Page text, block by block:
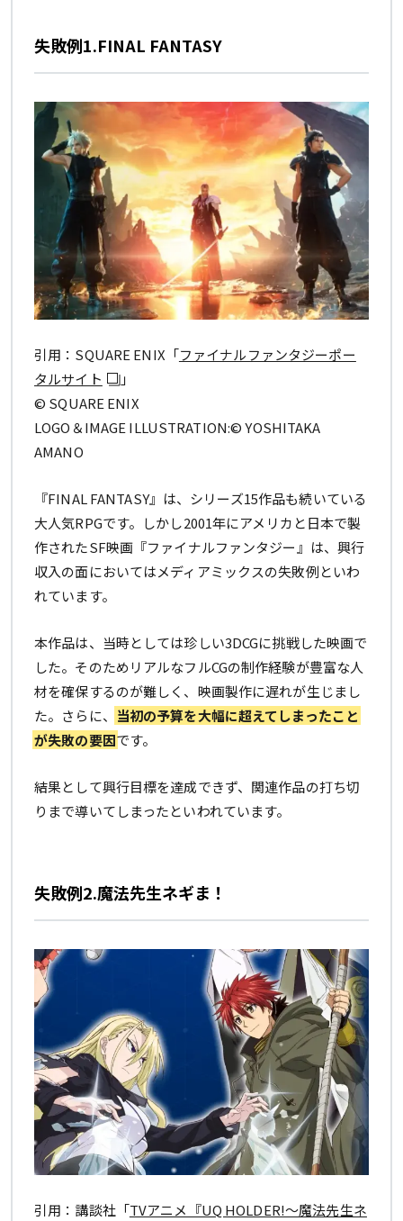
失敗例1.FINAL FANTASY
引用：SQUARE ENIX「ファイナルファンタジーポー
タルサイト
」
© SQUARE ENIX
LOGO＆IMAGE ILLUSTRATION:© YOSHITAKA
AMANO
『FINAL FANTASY』は、シリーズ15作品も続いている
大人気RPGです。しかし2001年にアメリカと日本で製
作されたSF映画『ファイナルファンタジー』は、興行
収入の面においてはメディアミックスの失敗例といわ
れています。
本作品は、当時としては珍しい3DCGに挑戦した映画で
した。そのためリアルなフルCGの制作経験が豊富な人
材を確保するのが難しく、映画製作に遅れが生じまし
た。さらに、
当初の予算を大幅に超えてしまったこと
が失敗の要因です。
結果として興行目標を達成できず、関連作品の打ち切
りまで導いてしまったといわれています。
失敗例2.魔法先生ネギま！
引用：講談社「TVアニメ『UQ HOLDER!〜魔法先生ネ